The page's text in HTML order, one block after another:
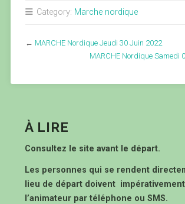
Category: Marche nordique
← MARCHE Nordique Jeudi 30 Juin 2022
MARCHE Nordique Samedi
À LIRE
Consultez le site avant le départ.
Les personnes qui se rendent
lieu de départ doivent
l’animateur par téléphone ou SMS.